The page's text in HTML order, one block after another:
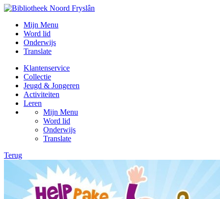
Mijn Menu
Word lid
Onderwijs
Translate
Klantenservice
Collectie
Jeugd & Jongeren
Activiteiten
Leren
Mijn Menu
Word lid
Onderwijs
Translate
Terug